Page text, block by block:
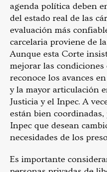
agenda política deben
del estado real de las
evaluación más
carcelaria proviene de
Aunque esta Corte
mejorar las condiciones
reconoce los avances
y la mayor articulación
Justicia y el Inpec. A
están bien
Inpec que desean
necesidades de los
Es importante